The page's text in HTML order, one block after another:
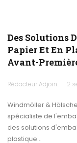
Des Solutions
Papier Et En
Avant-
Rédacteur Adjoint 2
Windmöller &
spécialiste de
des solutions
plastique…